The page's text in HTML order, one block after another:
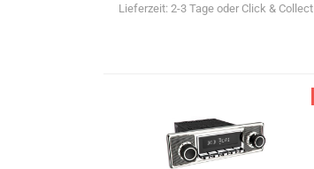
Lieferzeit: 2-3 Tage oder Click & Collect